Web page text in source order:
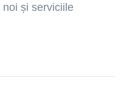
și serviciile